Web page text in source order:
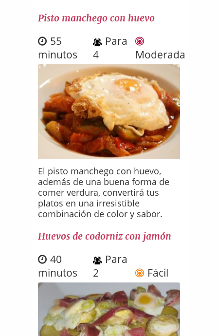
Pisto manchego con huevo
55
minutos
Para
4
Moderada
El pisto manchego con huevo,
además de una buena forma de
comer verdura, convertirá tus
platos en una irresistible
combinación de color y sabor.
Huevos de codorniz con jamón
40
minutos
Para
2
Fácil